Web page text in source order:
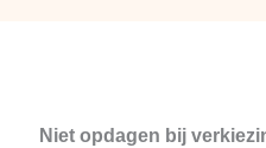
Niet opdagen bij